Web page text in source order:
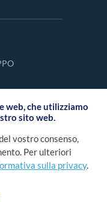
web, che utilizziamo
sito web.
vostro consenso,
Per ulteriori
sulla privacy.